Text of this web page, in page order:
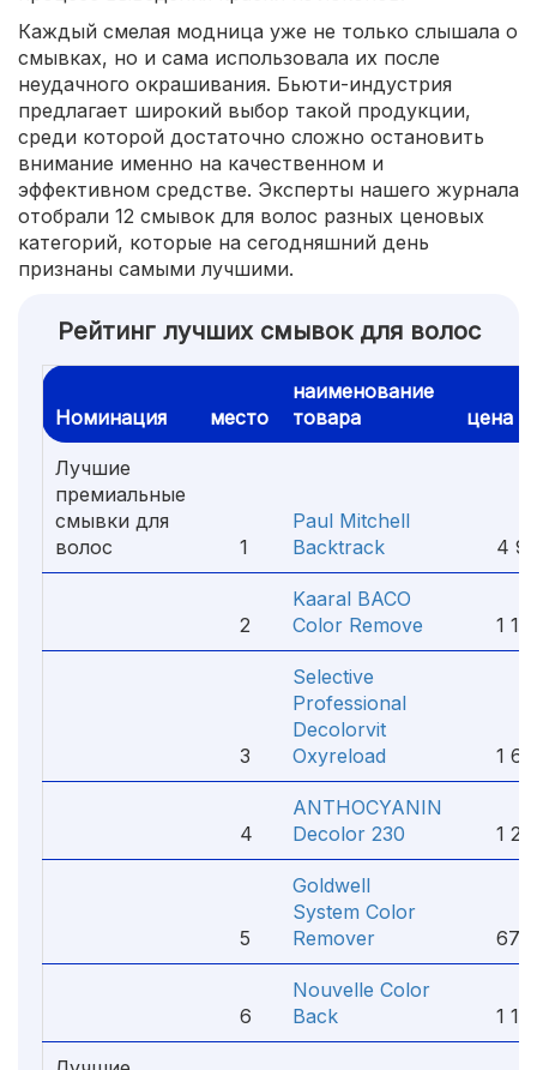
Каждый смелая модница уже не только слышала о
смывках, но и сама использовала их после
неудачного окрашивания. Бьюти-индустрия
предлагает широкий выбор такой продукции,
среди которой достаточно сложно остановить
внимание именно на качественном и
эффективном средстве. Эксперты нашего журнала
отобрали 12 смывок для волос разных ценовых
категорий, которые на сегодняшний день
признаны самыми лучшими.
Рейтинг лучших смывок для волос
Номинация место
наименование
товара
цена
Лучшие
премиальные
смывки для
волос
1
Paul Mitchell
Backtrack
4
2
Kaaral BACO
Color Remove
1
3
Selective
Professional
Decolorvit
Oxyreload
1
4
ANTHOCYANIN
Decolor 230
1
5
Goldwell
System Color
Remover
675
6
Nouvelle Color
Back
1